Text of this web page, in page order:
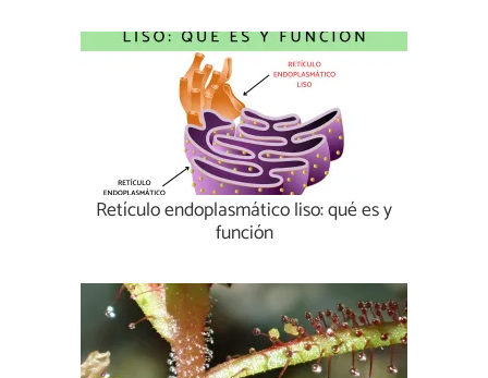
Retículo endoplasmático liso: qué es y
función